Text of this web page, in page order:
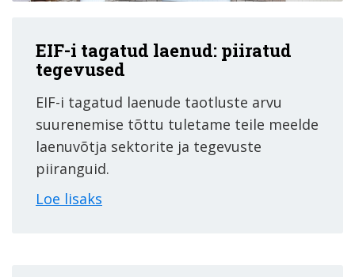
EIF-i tagatud laenud: piiratud
tegevused
EIF-i tagatud laenude taotluste arvu
suurenemise tõttu tuletame teile meelde
laenuvõtja sektorite ja tegevuste
piiranguid.
Loe lisaks